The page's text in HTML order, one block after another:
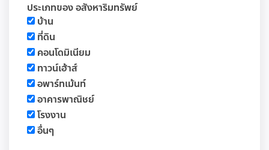
ประเภทของ อสังหาริมทรัพย์
บ้าน
ที่ดิน
คอนโดมิเนียม
ทาวน์เฮ้าส์
อพาร์ทเม้นท์
อาคารพาณิชย์
โรงงาน
อื่นๆ